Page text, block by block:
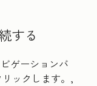
する
ゲーションバ
リックします。,